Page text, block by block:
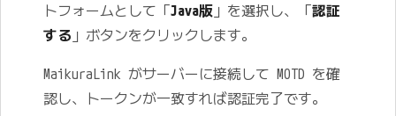
トフォームとして「Java版 」を選択し、「認証
する 」ボタンをクリックします。
MaikuraLink がサーバーに接続して MOTD を確
認し、トークンが一致すれば認証完了です。